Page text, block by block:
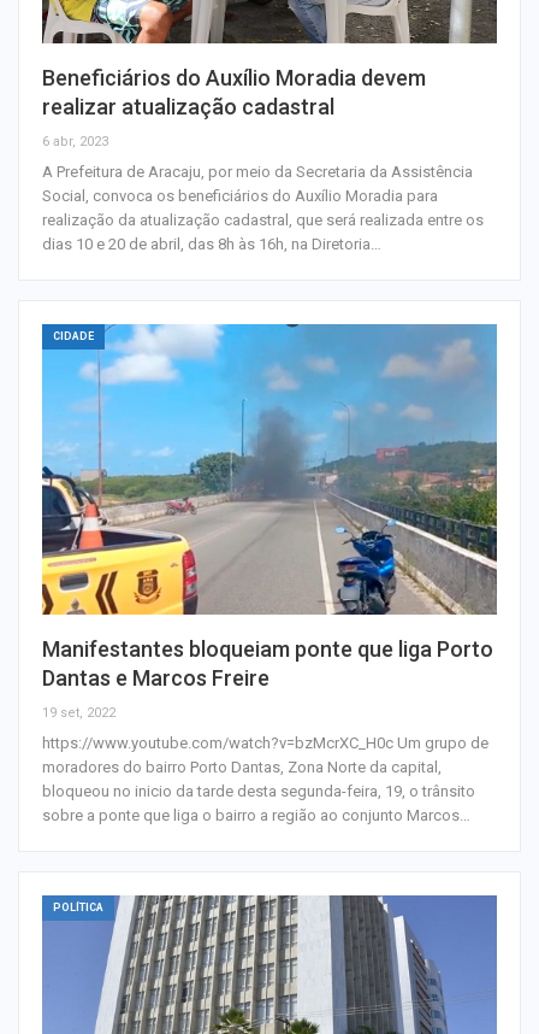
Beneficiários do Auxílio Moradia devem
realizar atualização cadastral
6 abr, 2023
A Prefeitura de Aracaju, por meio da Secretaria da Assistência
Social, convoca os beneficiários do Auxílio Moradia para
realização da atualização cadastral, que será realizada entre os
dias 10 e 20 de abril, das 8h às 16h, na Diretoria…
CIDADE
Manifestantes bloqueiam ponte que liga Porto
Dantas e Marcos Freire
19 set, 2022
https://www.youtube.com/watch?v=bzMcrXC_H0c Um grupo de
moradores do bairro Porto Dantas, Zona Norte da capital,
bloqueou no inicio da tarde desta segunda-feira, 19, o trânsito
sobre a ponte que liga o bairro a região ao conjunto Marcos…
POLÍTICA